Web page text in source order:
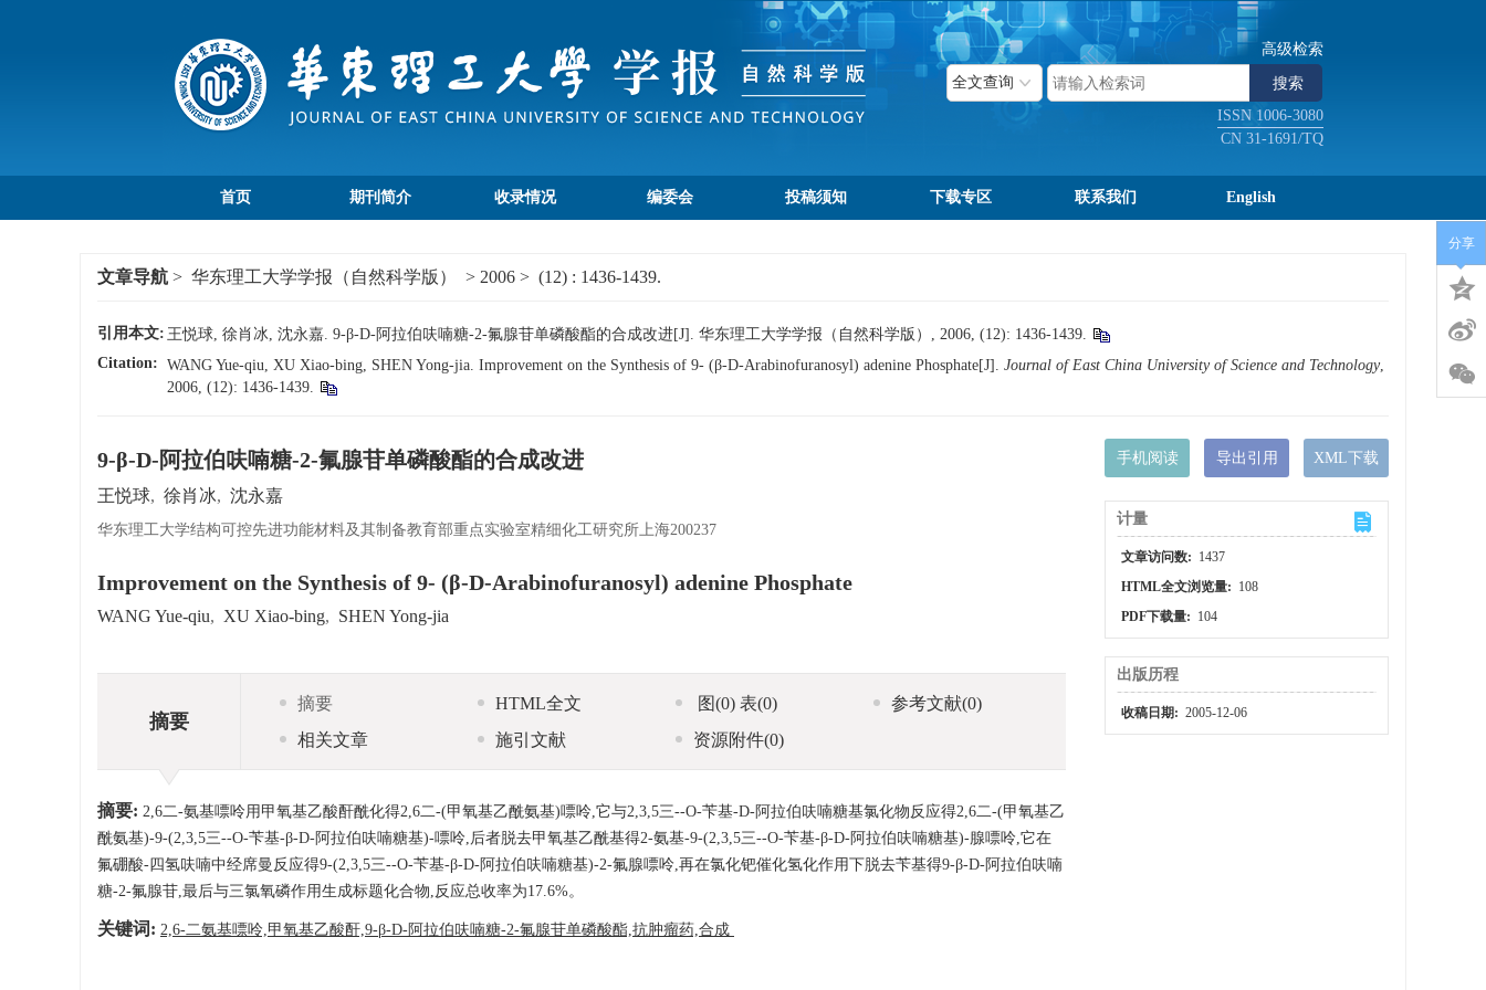
高级检索
ISSN 1006-3080
CN 31-1691/TQ
首页 期刊简介 收录情况 编委会 投稿须知 下载专区 联系我们 English
文章导航 > 华东理工大学学报（自然科学版） > 2006 > (12) : 1436-1439.
引用本文: 王悦球, 徐肖冰, 沈永嘉. 9-β-D-阿拉伯呋喃糖-2-氟腺苷单磷酸酯的合成改进[J]. 华东理工大学学报（自然科学版）, 2006, (12): 1436-1439.
Citation: WANG Yue-qiu, XU Xiao-bing, SHEN Yong-jia. Improvement on the Synthesis of 9- (β-D-Arabinofuranosyl) adenine Phosphate[J]. Journal of East China University of Science and Technology,
2006, (12): 1436-1439.
9-β-D-阿拉伯呋喃糖-2-氟腺苷单磷酸酯的合成改进
王悦球, 徐肖冰, 沈永嘉
华东理工大学结构可控先进功能材料及其制备教育部重点实验室精细化工研究所上海200237
Improvement on the Synthesis of 9- (β-D-Arabinofuranosyl) adenine Phosphate
WANG Yue-qiu, XU Xiao-bing, SHEN Yong-jia
摘要
摘要 HTML全文 图(0) 表(0) 参考文献(0)
相关文章
施引文献 资源附件(0)
摘要: 2,6二-氨基嘌呤用甲氧基乙酸酐酰化得2,6二-(甲氧基乙酰氨基)嘌呤,它与2,3,5三--O-苄基-D-阿拉伯呋喃糖基氯化物反应得2,6二-(甲氧基乙
酰氨基)-9-(2,3,5三--O-苄基-β-D-阿拉伯呋喃糖基)-嘌呤,后者脱去甲氧基乙酰基得2-氨基-9-(2,3,5三--O-苄基-β-D-阿拉伯呋喃糖基)-腺嘌呤,它在
氟硼酸-四氢呋喃中经席曼反应得9-(2,3,5三--O-苄基-β-D-阿拉伯呋喃糖基)-2-氟腺嘌呤,再在氯化钯催化氢化作用下脱去苄基得9-β-D-阿拉伯呋喃
糖-2-氟腺苷,最后与三氯氧磷作用生成标题化合物,反应总收率为17.6%。
关键词: 2,6-二氨基嘌呤,甲氧基乙酸酐,9-β-D-阿拉伯呋喃糖-2-氟腺苷单磷酸酯,抗肿瘤药,合成
手机阅读 导出引用 XML下载
计量
文章访问数: 1437
HTML全文浏览量: 108
PDF下载量: 104
出版历程
收稿日期: 2005-12-06
分享